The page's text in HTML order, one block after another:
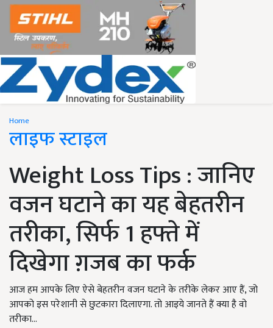
Home
लाइफ स्टाइल
Weight Loss Tips : जानिए
वजन घटाने का यह बेहतरीन
तरीका, सिर्फ 1 हफ्ते में
दिखेगा ग़जब का फर्क
आज हम आपके लिए ऐसे बेहतरीन वजन घटाने के तरीके लेकर आए हैं, जो
आपको इस परेशानी से छुटकारा दिलाएगा. तो आइये जानते हैं क्या है वो
तरीका...